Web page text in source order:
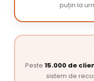
puțin la
Peste 15.000 de
sistem de